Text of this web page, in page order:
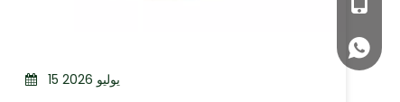
15 يوليو 2026
+86 13133515208